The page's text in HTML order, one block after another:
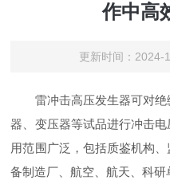
作中高
更新时间：
雷冲击高压发生器可对绝
器、变压器等试品进行冲击
用范围广泛，包括质鉴机构
备制造厂、航空、航天、科研